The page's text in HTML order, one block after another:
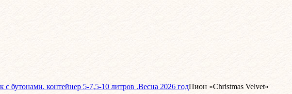
бутонами. контейнер 5-7,5-10 литров .Весна 2026 годПион «Christmas Velvet»